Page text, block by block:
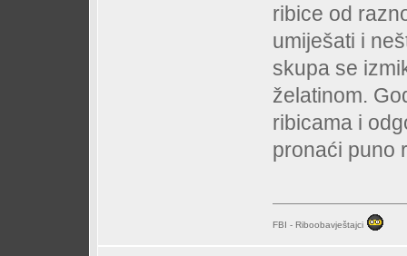
ribice od
umiješati i
skupa se
želatinom.
ribicama i
pronaći puno
FBI - Riboobavještajci